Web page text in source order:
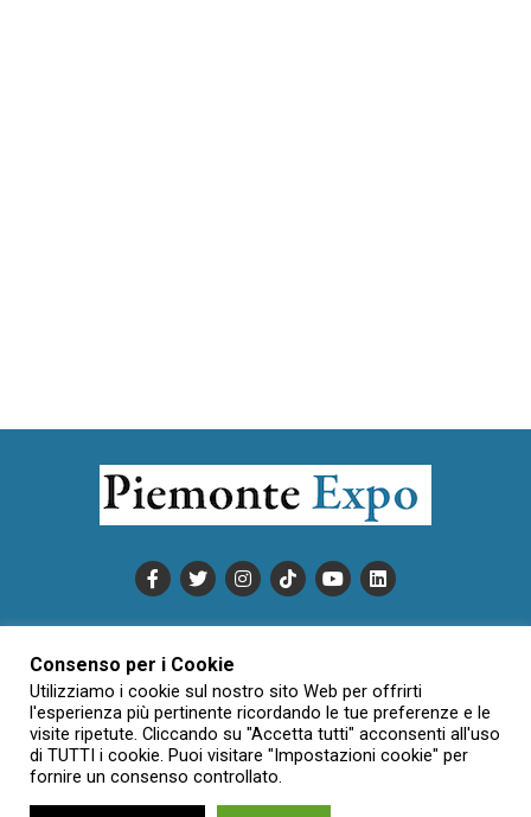
INFORMATIVA SULLA PRIVACY
CONDIZIONI DI UTILIZZO
DATI SOCIETARI
NOVAJO
CREDITS
CONTATTTI
Consenso per i Cookie
Utilizziamo i cookie sul nostro sito Web per offrirti
l'esperienza più pertinente ricordando le tue preferenze e le
visite ripetute. Cliccando su "Accetta tutti" acconsenti all'uso
di TUTTI i cookie. Puoi visitare "Impostazioni cookie" per
fornire un consenso controllato.